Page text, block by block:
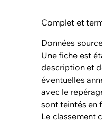
Complet et
Données
Une fiche est
description et
éventuelles
avec le
sont teintés en
Le classement